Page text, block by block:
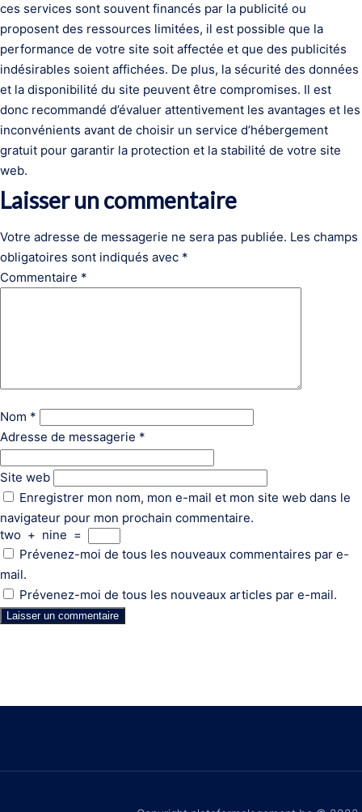
ces services sont souvent financés par la publicité ou
proposent des ressources limitées, il est possible que la
performance de votre site soit affectée et que des publicités
indésirables soient affichées. De plus, la sécurité des données
et la disponibilité du site peuvent être compromises. Il est
donc recommandé d’évaluer attentivement les avantages et les
inconvénients avant de choisir un service d’hébergement
gratuit pour garantir la protection et la stabilité de votre site
web.
Laisser un commentaire
Votre adresse de messagerie ne sera pas publiée. Les champs
obligatoires sont indiqués avec *
Commentaire *
Nom *
Adresse de messagerie *
Site web
Enregistrer mon nom, mon e-mail et mon site web dans le
navigateur pour mon prochain commentaire.
two + nine =
Prévenez-moi de tous les nouveaux commentaires par e-
mail.
Prévenez-moi de tous les nouveaux articles par e-mail.